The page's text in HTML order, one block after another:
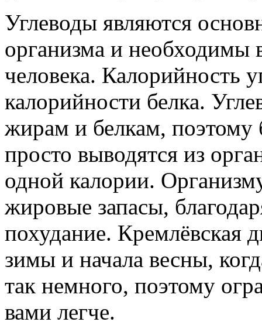
Углеводы являются
организма и необходимы
человека. Калорийность
калорийности белка.
жирам и белкам, поэтому
просто выводятся из
одной калории.
жировые запасы,
похудание. Кремлёвская
зимы и начала весны,
так немного, поэтому
вами легче.